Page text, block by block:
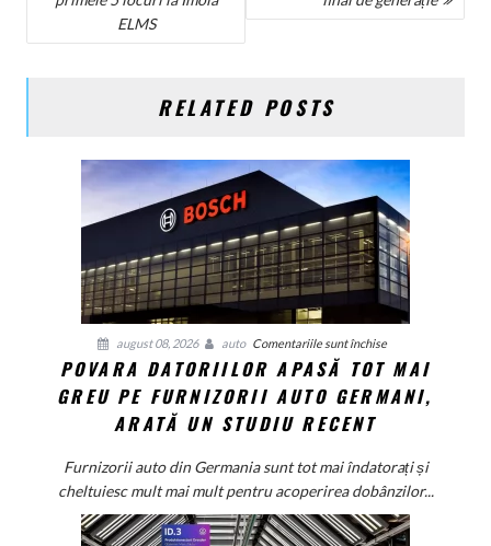
ARTICOLE
ELMS
RELATED POSTS
august 08, 2026 auto Comentariile sunt închisepentru
Povara
datoriilor
mai
greu
furnizorii
POVARA DATORIILOR APASĂ TOT MAI
GREU PE FURNIZORII AUTO GERMANI,
ARATĂ UN STUDIU RECENT
Furnizorii auto din Germania sunt tot mai îndatorați și
cheltuiesc mult mai mult pentru acoperirea dobânzilor...